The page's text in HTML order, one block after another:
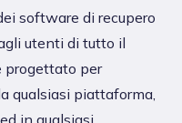
software di recupero
utenti di tutto il
progettato per
qualsiasi piattaforma,
in qualsiasi